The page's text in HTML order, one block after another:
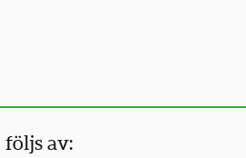
följs av: